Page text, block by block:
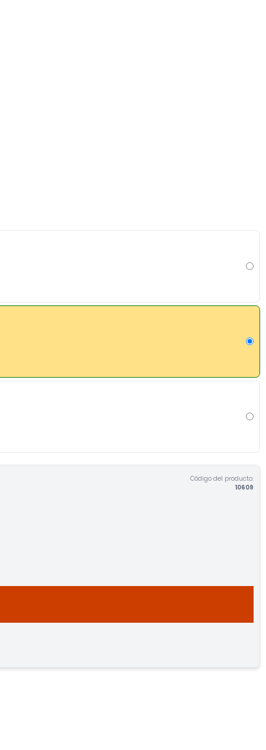
Código del producto:
10609